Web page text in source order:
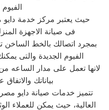
الفيوم
حيث يعتبر مركز خدمة
فى صيانة الاجهزة
بمجرد اتصالك بالخط
الفيوم الجديدة والتى
لانها تعمل على مدار الساعه
بياناتك
تتميز خدمات صيانة دايو
العالية، حيث يمكن للعملاء